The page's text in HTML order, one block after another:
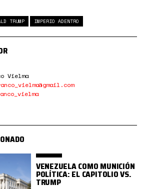
TRUMP IMPERIO ADENTRO
Vielma
VENEZUELA COMO MUNICIÓN
POLÍTICA: EL CAPITOLIO VS.
TRUMP